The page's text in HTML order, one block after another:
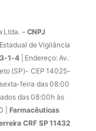
Ltda. – CNPJ
de Vigilância
1-4| Endereço: Av.
(SP)- CEP 14025-
feira das 08:00
das 08:00h às
| Farmacêuticas
CRF SP 11432